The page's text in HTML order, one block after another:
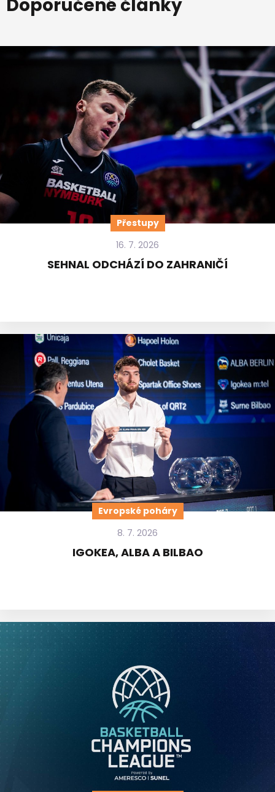
Doporučené články
Přestupy
16. 7. 2026
SEHNAL ODCHÁZÍ DO ZAHRANIČÍ
Evropské poháry
8. 7. 2026
IGOKEA, ALBA A BILBAO